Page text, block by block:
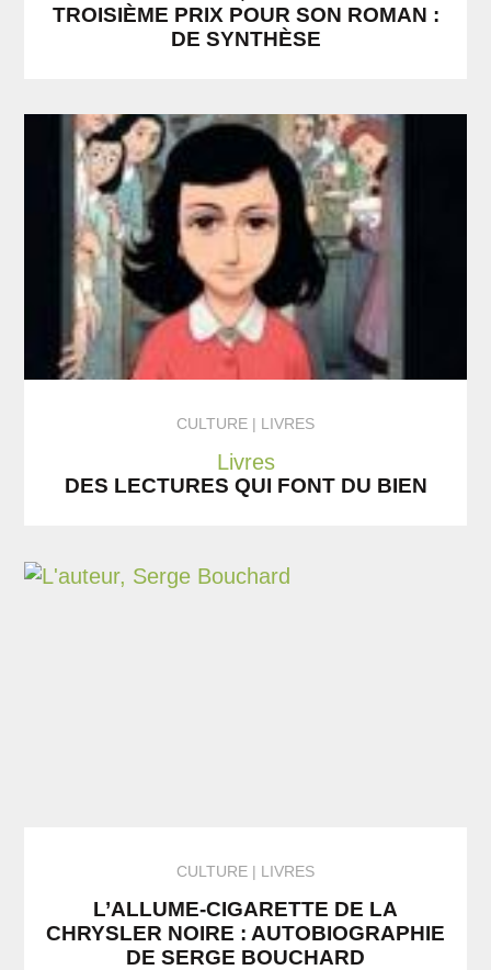
TROISIÈME PRIX POUR SON ROMAN :
DE SYNTHÈSE
CULTURE LIVRES
Livres
DES LECTURES QUI FONT DU BIEN
CULTURE LIVRES
L’ALLUME-CIGARETTE DE LA
CHRYSLER NOIRE : AUTOBIOGRAPHIE
DE SERGE BOUCHARD